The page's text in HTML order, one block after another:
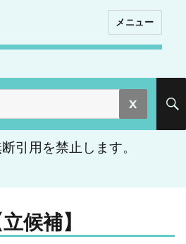
メニュー
引用を禁止します。
候補】